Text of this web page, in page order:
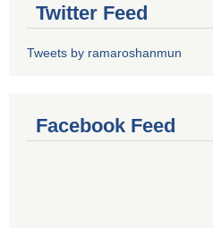
Twitter Feed
Tweets by ramaroshanmun
Facebook Feed